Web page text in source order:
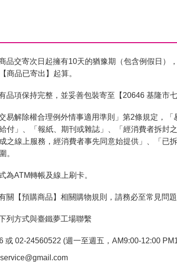
品交寄次日起擁有10天的猶豫期（包含例假日）
商品已寄出】起算。
品項保持完整，並妥善包裝寄至【20646 基隆市
易解除權合理例外情事適用準則」第2條規定，
付」、「報紙、期刊或雜誌」、「經消費者拆封
之線上服務，經消費者事先同意始提供」、「已
。
為ATM轉帳及線上刷卡。
關【預購商品】相關購物規則，請務必至常見問題
列方式與臺鐵夢工場聯繫
或 02-24560522 (週一至週五，AM9:00-12:00